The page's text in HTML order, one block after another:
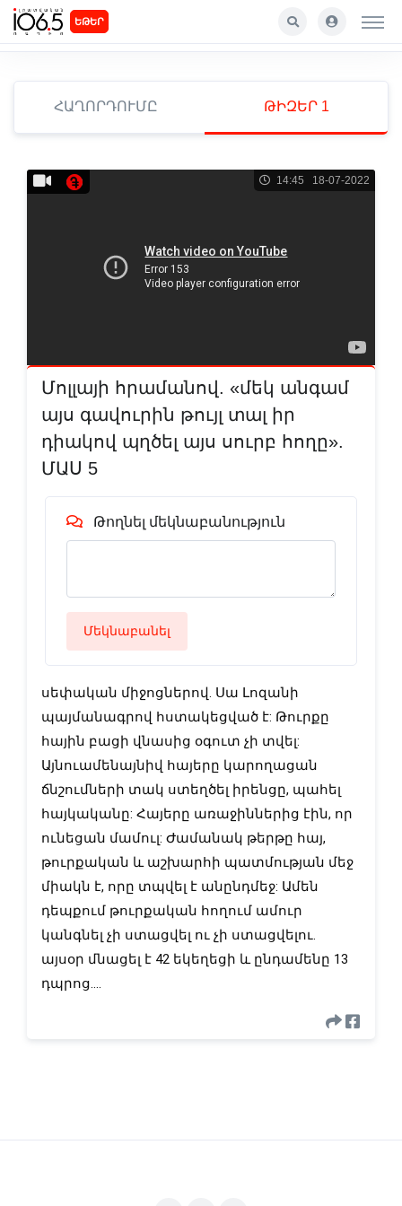
ԵԹԵՐ
ՀԱՂՈՐԴՈՒՄԸ ԹԻԶԵՐ 1
14:45 18-07-2022
Մոլլայի հրամանով. «մեկ անգամ
այս գավուրին թույլ տալ իր
դիակով պղծել այս սուրբ հողը».
ՄԱՍ 5
Թողնել մեկնաբանություն
Մեկնաբանել
սեփական միջոցներով. Սա Լոզանի
պայմանագրով հստակեցված է: Թուրքը
հային բացի վնասից օգուտ չի տվել:
Այնուամենայնիվ հայերը կարողացան
ճնշումների տակ ստեղծել իրենցը, պահել
հայկականը: Հայերը առաջիններից էին, որ
ունեցան մամուլ: Ժամանակ թերթը հայ,
թուրքական և աշխարհի պատմության մեջ
միակն է, որը տպվել է անընդմեջ: Ամեն
դեպքում թուրքական հողում ամուր
կանգնել չի ստացվել ու չի ստացվելու.
այսօր մնացել է 42 եկեղեցի և ընդամենը 13
դպրոց....